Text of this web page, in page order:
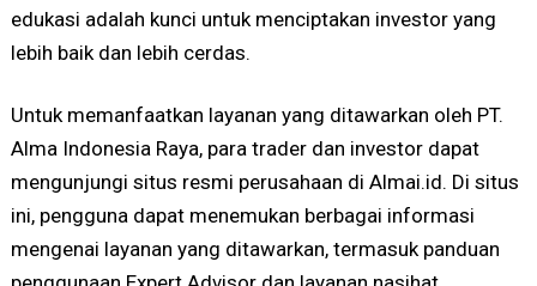
edukasi adalah kunci untuk menciptakan investor yang
lebih baik dan lebih cerdas.
Untuk memanfaatkan layanan yang ditawarkan oleh PT.
Alma Indonesia Raya, para trader dan investor dapat
mengunjungi situs resmi perusahaan di Almai.id. Di situs
ini, pengguna dapat menemukan berbagai informasi
mengenai layanan yang ditawarkan, termasuk panduan